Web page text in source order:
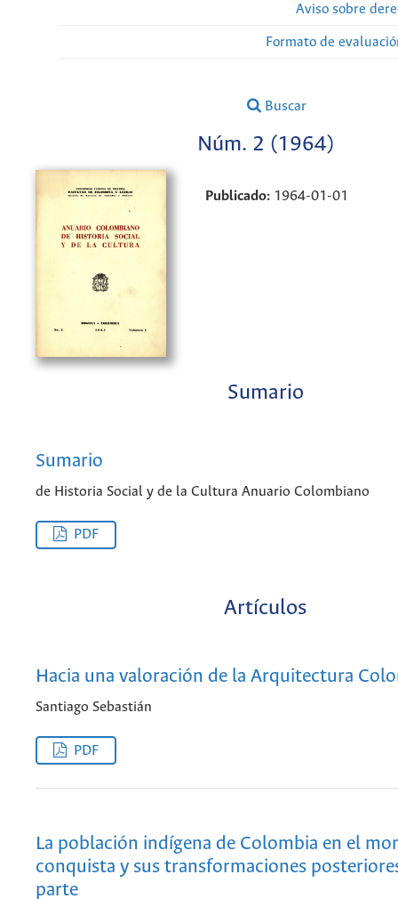
Aviso sobre
Formato de
Buscar
Núm. 2 (1964)
Publicado: 1964-01-01
Sumario
Sumario
de Historia Social y de la Cultura Anuario Colombiano
PDF
Artículos
Hacia una valoración de la Arquitectura
Santiago Sebastián
PDF
La población indígena de Colombia en el
conquista y sus transformaciones
parte